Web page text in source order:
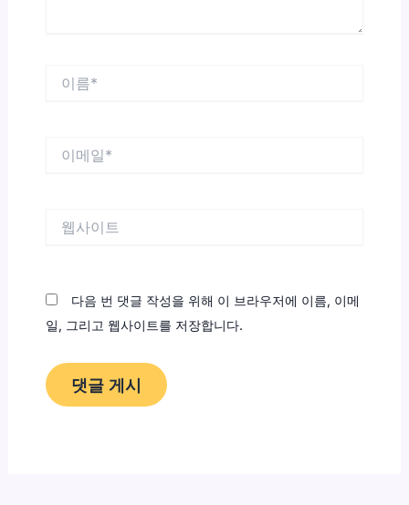
다음 번 댓글 작성을 위해 이 브라우저에 이름, 이메
일, 그리고 웹사이트를 저장합니다.